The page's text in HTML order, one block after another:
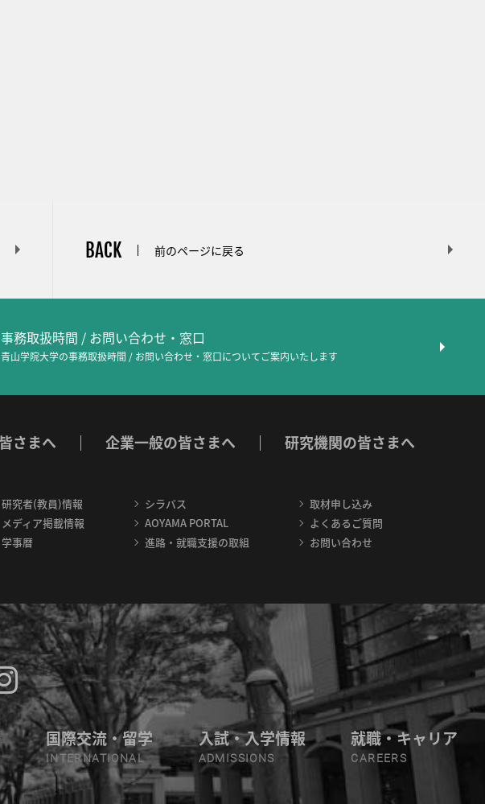
BACK 前のページに戻る
事務取扱時間 / お問い合わせ・窓口
青山学院大学の事務取扱時間 / お問い合わせ・窓口についてご案内いたします
さまへ 企業一般の皆さまへ 研究機関の皆さまへ
研究者(教員)情報
メディア掲載情報
学事暦
シラバス
AOYAMA PORTAL
進路・就職支援の取組
取材申し込み
よくあるご質問
お問い合わせ
国際交流・留学
INTERNATIONAL
入試・入学情報
ADMISSIONS
就職・キャリア
CAREERS